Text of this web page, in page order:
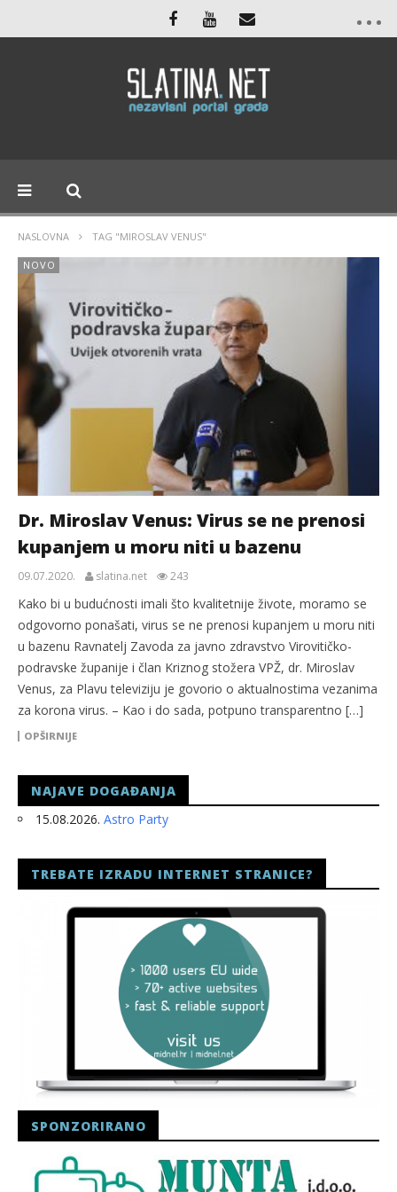
NASLOVNA TAG "MIROSLAV VENUS"
NOVO
Dr. Miroslav Venus: Virus se ne prenosi
kupanjem u moru niti u bazenu
09.07.2020. slatina.net 243
Kako bi u budućnosti imali što kvalitetnije živote, moramo se
odgovorno ponašati, virus se ne prenosi kupanjem u moru niti
u bazenu Ravnatelj Zavoda za javno zdravstvo Virovitičko-
podravske županije i član Kriznog stožera VPŽ, dr. Miroslav
Venus, za Plavu televiziju je govorio o aktualnostima vezanima
za korona virus. – Kao i do sada, potpuno transparentno […]
OPŠIRNIJE
NAJAVE DOGAĐANJA
15.08.2026. Astro Party
TREBATE IZRADU INTERNET STRANICE?
SPONZORIRANO